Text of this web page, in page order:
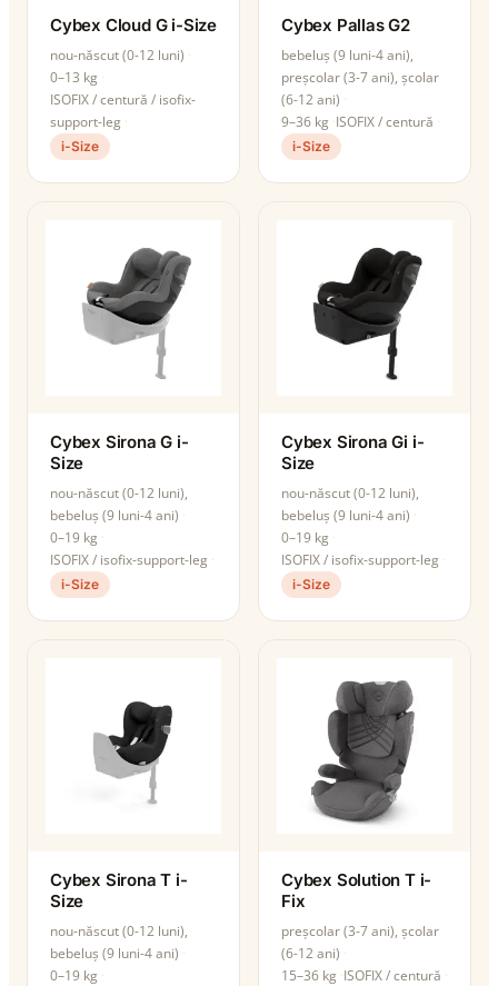
Cybex Cloud G i-Size
nou-născut (0-12 luni)
0–13 kg
ISOFIX / centură / isofix-
support-leg
i-Size
Cybex Pallas G2
bebeluș (9 luni-4 ani),
preșcolar (3-7 ani), școlar
(6-12 ani)
9–36 kg ISOFIX / centură
i-Size
Cybex Sirona G i-
Size
nou-născut (0-12 luni),
bebeluș (9 luni-4 ani)
0–19 kg
ISOFIX / isofix-support-leg
i-Size
Cybex Sirona Gi i-
Size
nou-născut (0-12 luni),
bebeluș (9 luni-4 ani)
0–19 kg
ISOFIX / isofix-support-leg
i-Size
Cybex Sirona T i-
Size
nou-născut (0-12 luni),
bebeluș (9 luni-4 ani)
0–19 kg
Cybex Solution T i-
Fix
preșcolar (3-7 ani), școlar
(6-12 ani)
15–36 kg ISOFIX / centură